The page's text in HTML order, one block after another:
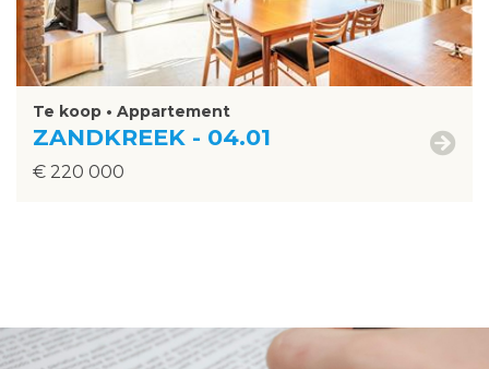
Te koop • Appartement
ZANDKREEK - 04.01
€ 220 000